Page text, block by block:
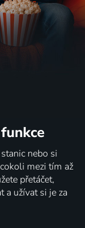
nebo si
mezi tím až
přetáčet,
a užívat si je za